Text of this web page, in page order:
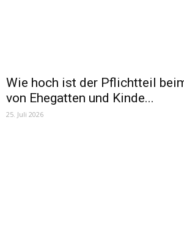
Wie hoch ist der Pflichtteil
von Ehegatten und Kinde...
25. Juli 2026